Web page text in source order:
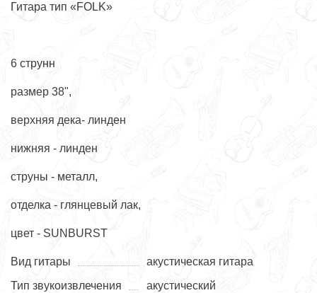
Гитара тип «FOLK»
6 струнн
размер 38",
верхняя дека- линден
нижняя - линден
струны - металл,
отделка - глянцевый лак,
цвет - SUNBURST
Вид гитары
акустическая гитара
Тип звукоизвлечения
акустический